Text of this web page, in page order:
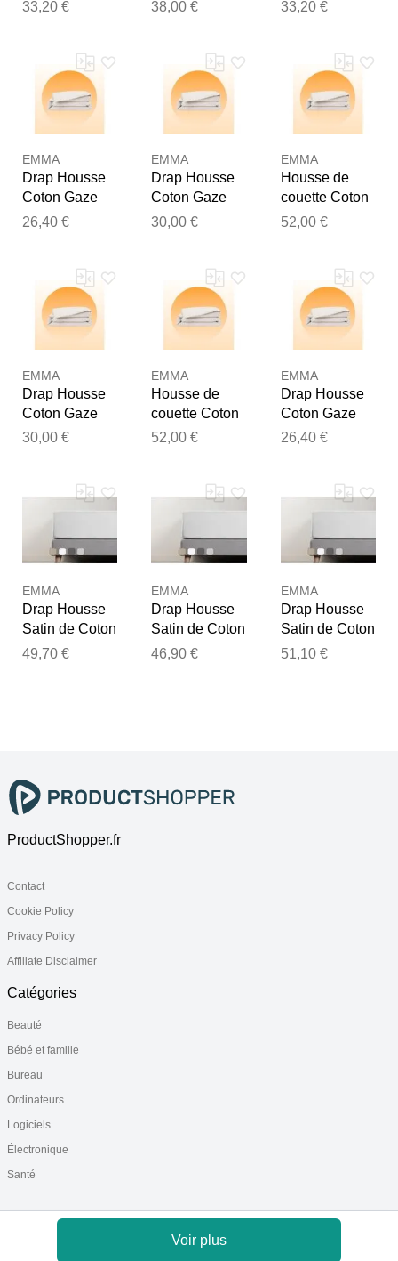
33,20 € 38,00 € 33,20 €
EMMA
Drap Housse
Coton Gaze
90x190 - Gris
26,40 €
EMMA
Drap Housse
Coton Gaze
140x200 - Gris
30,00 €
EMMA
Housse de
couette Coton
Gaze 240x260
52,00 €
EMMA
Drap Housse
Coton Gaze
140x200 - Gris
30,00 €
EMMA
Housse de
couette Coton
Gaze 240x220
52,00 €
EMMA
Drap Housse
Coton Gaze
90x200 - Gris
26,40 €
EMMA
Drap Housse
Satin de Coton
Emma
49,70 €
EMMA
Drap Housse
Satin de Coton
Emma
46,90 €
EMMA
Drap Housse
Satin de Coton
Emma
51,10 €
Voir plus
Notre équipe va maintenant
examiner vos commentaires
avant de les publier.
ProductShopper.fr
Contact
Cookie Policy
Privacy Policy
Affiliate Disclaimer
Catégories
Beauté
Bébé et famille
Bureau
Ordinateurs
Logiciels
Électronique
Santé